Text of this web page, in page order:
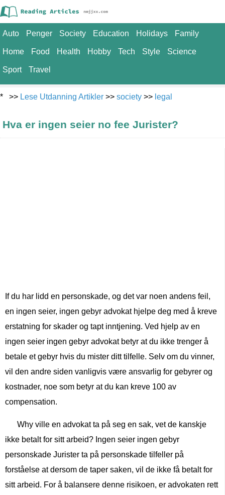
Auto Penger Society Education Holidays Family
Home Food Health Hobby Tech Style Science
Sport Travel
* >> Lese Utdanning Artikler >> society >> legal
Hva er ingen seier no fee Jurister?
If du har lidd en personskade, og det var noen andens feil,
en ingen seier, ingen gebyr advokat hjelpe deg med å kreve
erstatning for skader og tapt inntjening. Ved hjelp av en
ingen seier ingen gebyr advokat betyr at du ikke trenger å
betale et gebyr hvis du mister ditt tilfelle. Selv om du vinner,
vil den andre siden vanligvis være ansvarlig for gebyrer og
kostnader, noe som betyr at du kan kreve 100 av
compensation.
Why ville en advokat ta på seg en sak, vet de kanskje
ikke betalt for sitt arbeid? Ingen seier ingen gebyr
personskade Jurister ta på personskade tilfeller på
forståelse at dersom de taper saken, vil de ikke få betalt for
sitt arbeid. For å balansere denne risikoen, er advokaten rett